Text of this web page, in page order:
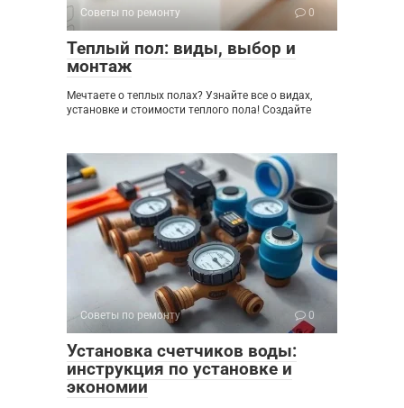
Советы по ремонту 0
Теплый пол: виды, выбор и
монтаж
Мечтаете о теплых полах? Узнайте все о видах,
установке и стоимости теплого пола! Создайте
Советы по ремонту 0
Установка счетчиков воды:
инструкция по установке и
экономии